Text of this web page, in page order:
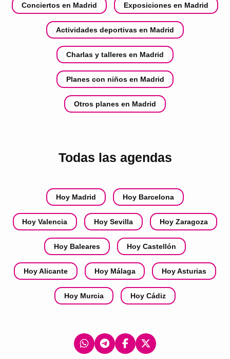
Conciertos en Madrid Exposiciones en Madrid
Actividades deportivas en Madrid
Charlas y talleres en Madrid
Planes con niños en Madrid
Otros planes en Madrid
Todas las agendas
Hoy Madrid Hoy Barcelona
Hoy Valencia Hoy Sevilla Hoy Zaragoza
Hoy Baleares Hoy Castellón
Hoy Alicante Hoy Málaga Hoy Asturias
Hoy Murcia Hoy Cádiz